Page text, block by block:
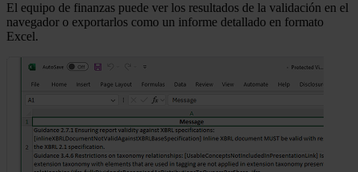
El equipo de finanzas puede ver los resultados de la validación en el
navegador o exportarlos como un informe detallado en formato
Excel.